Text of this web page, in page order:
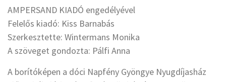
AMPERSAND KIADÓ engedélyével
Felelős kiadó: Kiss Barnabás
Szerkesztette: Wintermans Monika
A szöveget gondozta: Pálfi Anna
A borítóképen a dóci Napfény Gyöngye Nyugdíjasház